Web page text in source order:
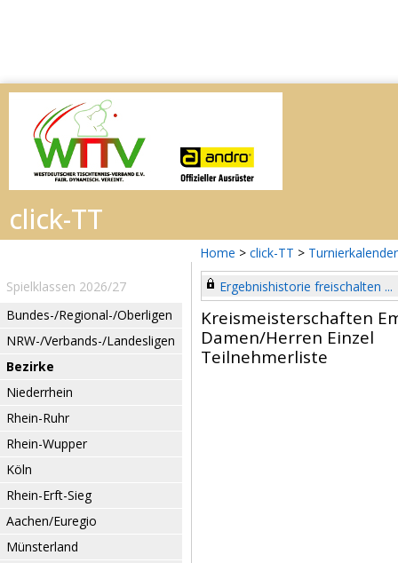
Home > click-TT > Turnierkalender
Spielklassen 2026/27
Bundes-/Regional-/Oberligen
NRW-/Verbands-/Landesligen
Bezirke
Niederrhein
Rhein-Ruhr
Rhein-Wupper
Köln
Rhein-Erft-Sieg
Aachen/Euregio
Münsterland
Ergebnishistorie freischalten ...
Kreismeisterschaften
Damen/Herren Einzel
Teilnehmerliste